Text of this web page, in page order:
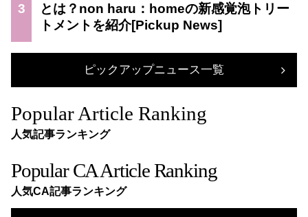
3
とは？non haru：homeの新感覚泡トリー
トメントを紹介
ピックアップニュース一覧
Popular Article Ranking
人気記事ランキング
Popular CA Article Ranking
人気CA記事ランキング